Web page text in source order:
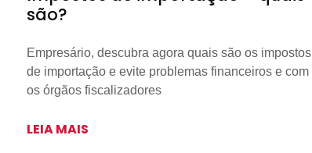
são?
Empresário, descubra agora quais são os impostos
de importação e evite problemas financeiros e com
os órgãos fiscalizadores
LEIA MAIS